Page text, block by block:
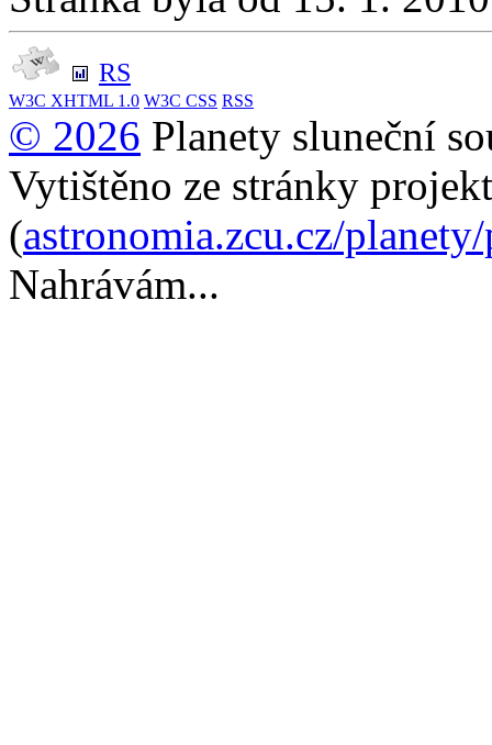
RS
W3C XHTML 1.0 W3C CSS RSS
© 2026 Planety sluneční
Vytištěno ze stránky
(astronomia.zcu.cz/
Nahrávám...